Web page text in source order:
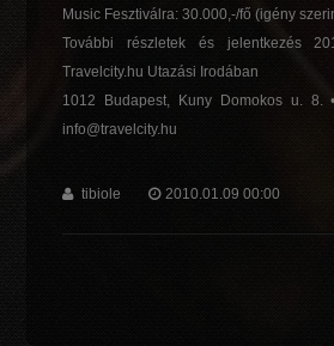
Music Fesztiválra: 30.000,-/fő (igény
További részletek és jelentkezés
Travelcity.hu Utazási Irodában
1012 Budapest, Kuny Domokos u. 8.
info@travelcity.hu
tibiole 2010.01.09 00:00